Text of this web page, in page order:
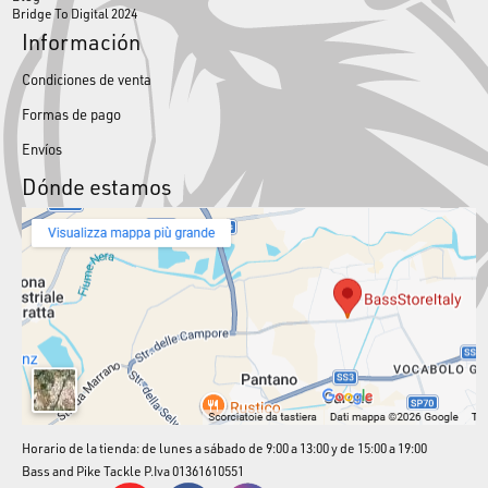
Bridge To Digital 2024
Información
Condiciones de venta
Formas de pago
Envíos
Dónde estamos
Horario de la tienda: de lunes a sábado de 9:00 a 13:00 y de 15:00 a 19:00
Bass and Pike Tackle P.Iva 01361610551